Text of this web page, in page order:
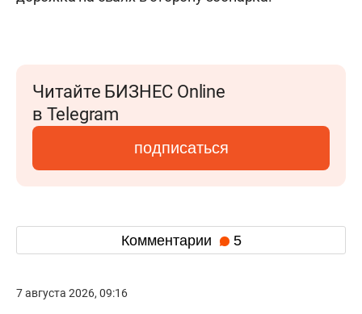
Читайте БИЗНЕС Online
в Telegram
подписаться
Комментарии 5
7 августа 2026, 09:16